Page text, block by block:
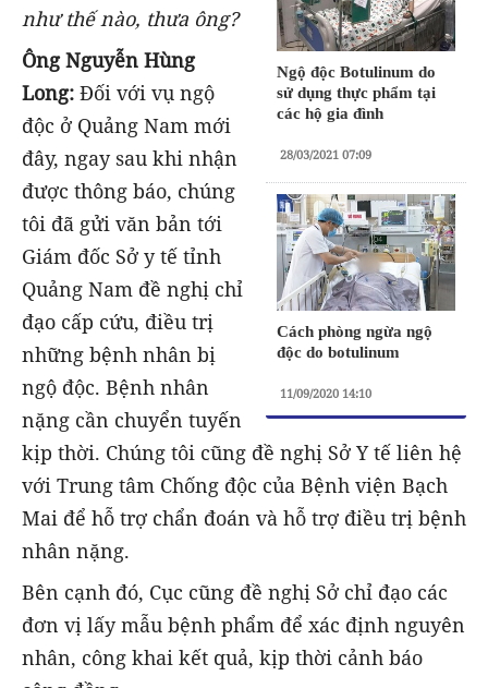
Ngộ độc Botulinum do
sử dụng thực phẩm tại
các hộ gia đình
28/03/2021 07:09
Cách phòng ngừa ngộ
độc do botulinum
11/09/2020 14:10
như thế nào, thưa ông?
Ông Nguyễn Hùng
Long: Đối với vụ ngộ
độc ở Quảng Nam mới
đây, ngay sau khi nhận
được thông báo, chúng
tôi đã gửi văn bản tới
Giám đốc Sở y tế tỉnh
Quảng Nam đề nghị chỉ
đạo cấp cứu, điều trị
những bệnh nhân bị
ngộ độc. Bệnh nhân
nặng cần chuyển tuyến
kịp thời. Chúng tôi cũng đề nghị Sở Y tế liên hệ
với Trung tâm Chống độc của Bệnh viện Bạch
Mai để hỗ trợ chẩn đoán và hỗ trợ điều trị bệnh
nhân nặng.
Bên cạnh đó, Cục cũng đề nghị Sở chỉ đạo các
đơn vị lấy mẫu bệnh phẩm để xác định nguyên
nhân, công khai kết quả, kịp thời cảnh báo